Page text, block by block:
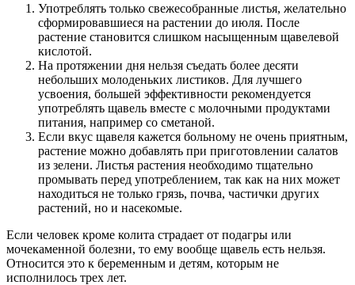
Употреблять только свежесобранные листья, желательно
сформировавшиеся на растении до июля. После
растение становится слишком насыщенным щавелевой
кислотой.
На протяжении дня нельзя съедать более десяти
небольших молоденьких листиков. Для лучшего
усвоения, большей эффективности рекомендуется
употреблять щавель вместе с молочными продуктами
питания, например со сметаной.
Если вкус щавеля кажется больному не очень приятным,
растение можно добавлять при приготовлении салатов
из зелени. Листья растения необходимо тщательно
промывать перед употреблением, так как на них может
находиться не только грязь, почва, частички других
растений, но и насекомые.
Если человек кроме колита страдает от подагры или
мочекаменной болезни, то ему вообще щавель есть нельзя.
Относится это к беременным и детям, которым не
исполнилось трех лет.